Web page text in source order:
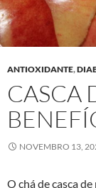
ANTIOXIDANTE,
CASCA
NOVEMBRO 13,
O chá de casca